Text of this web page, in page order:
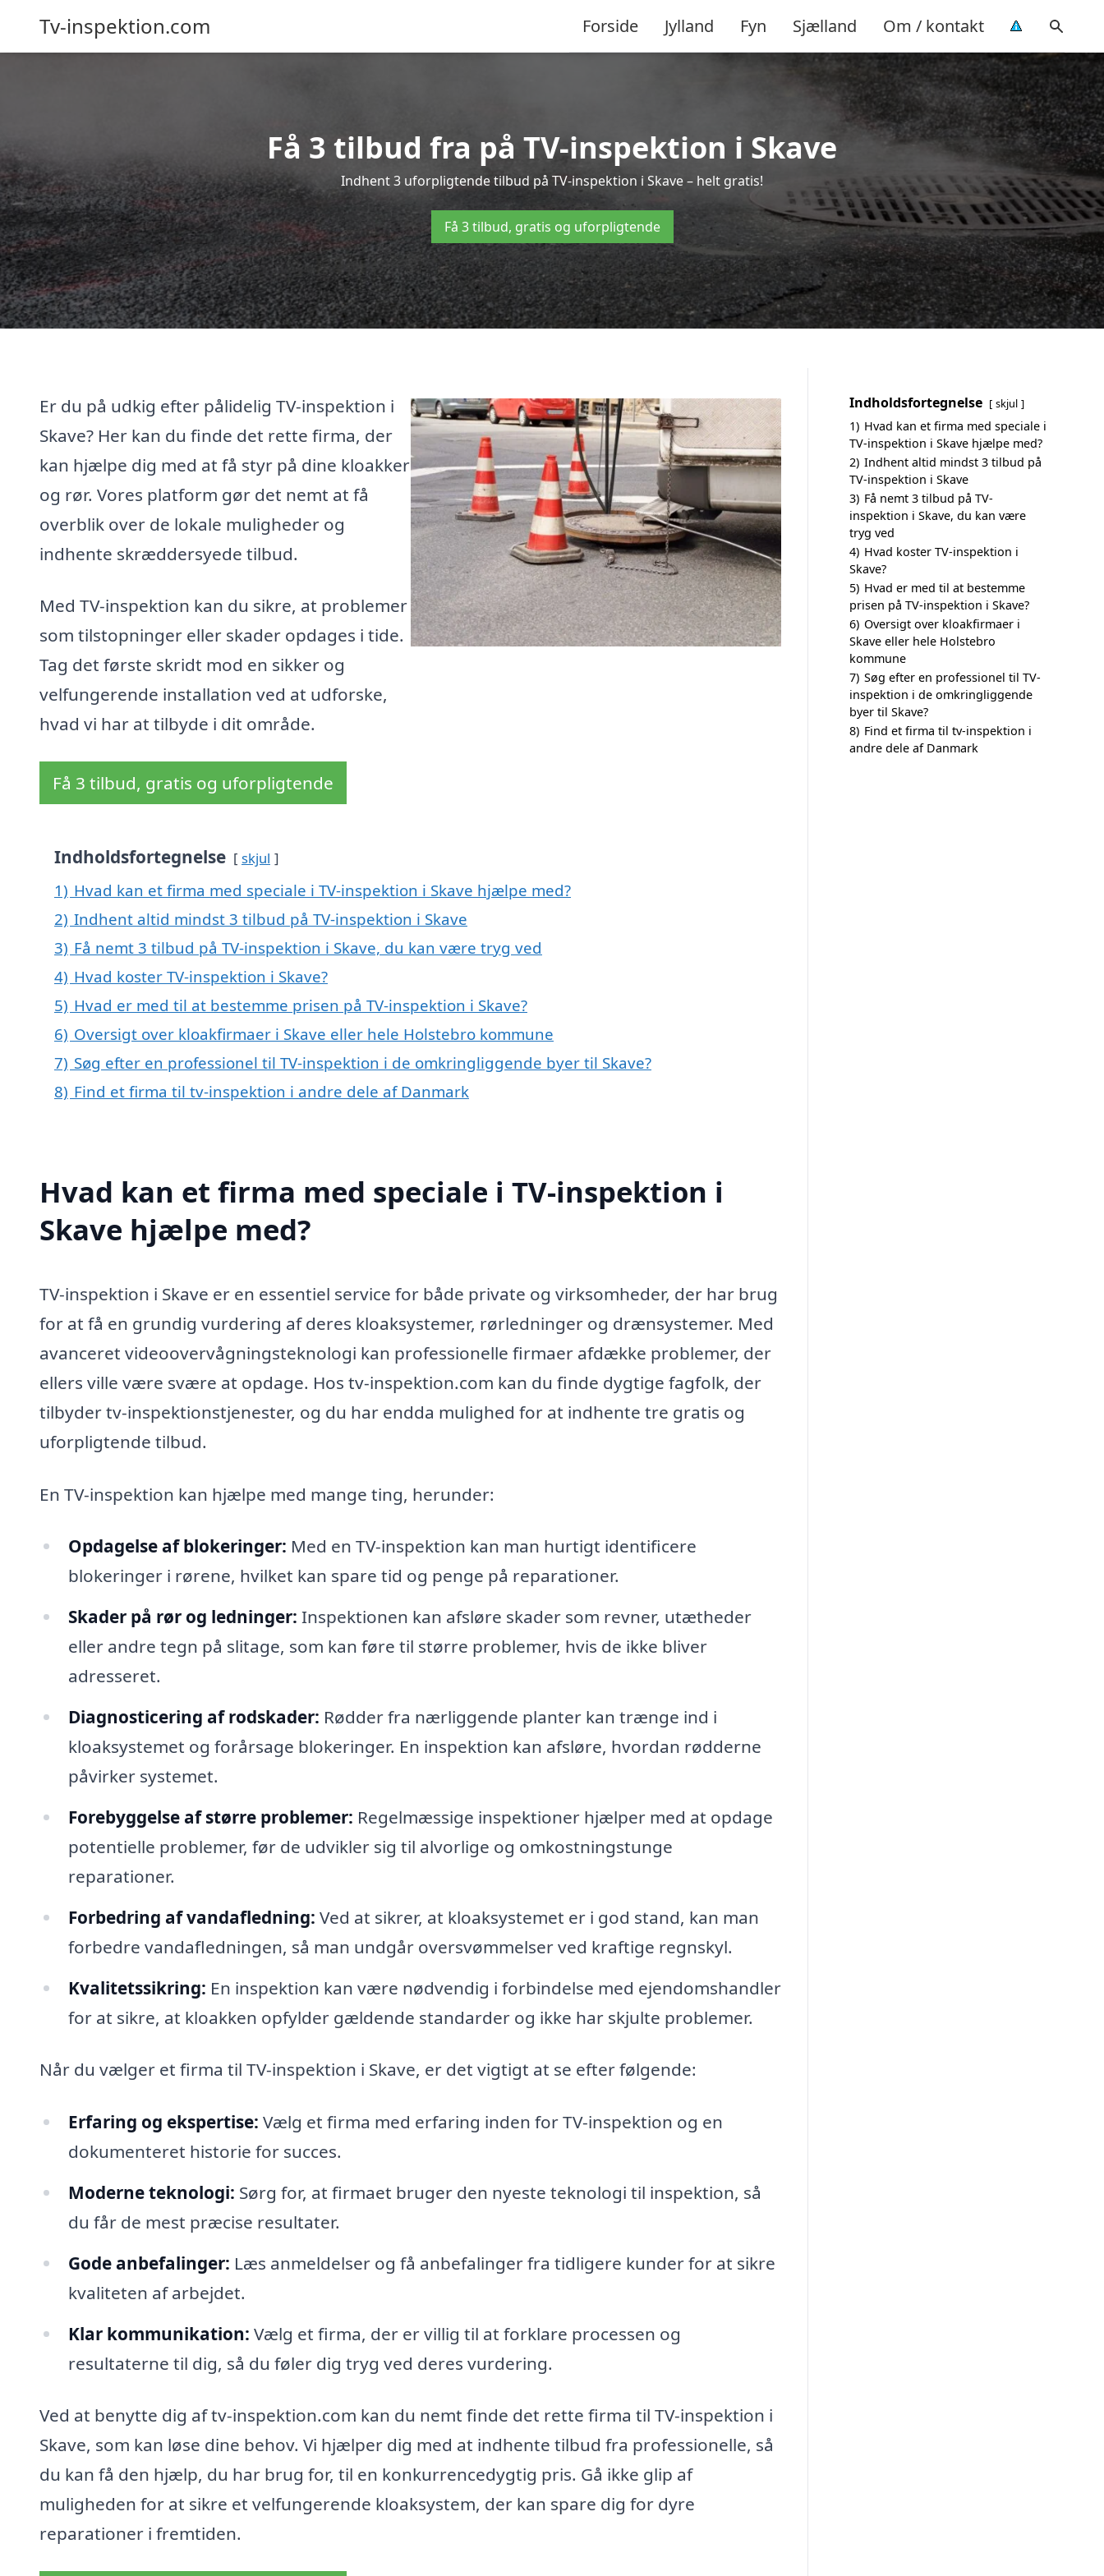
Tv-inspektion.com Forside Jylland Fyn Sjælland Om / kontakt
Få 3 tilbud fra på TV-inspektion i Skave
Indhent 3 uforpligtende tilbud på TV-inspektion i Skave – helt gratis!
Få 3 tilbud, gratis og uforpligtende
Er du på udkig efter pålidelig TV-inspektion i
Skave? Her kan du finde det rette firma, der
kan hjælpe dig med at få styr på dine kloakker
og rør. Vores platform gør det nemt at få
overblik over de lokale muligheder og
indhente skræddersyede tilbud.
Med TV-inspektion kan du sikre, at problemer
som tilstopninger eller skader opdages i tide.
Tag det første skridt mod en sikker og
velfungerende installation ved at udforske,
hvad vi har at tilbyde i dit område.
Få 3 tilbud, gratis og uforpligtende
Indholdsfortegnelse skjul
1) Hvad kan et firma med speciale i TV-inspektion i Skave hjælpe med?
2) Indhent altid mindst 3 tilbud på TV-inspektion i Skave
3) Få nemt 3 tilbud på TV-inspektion i Skave, du kan være tryg ved
4) Hvad koster TV-inspektion i Skave?
5) Hvad er med til at bestemme prisen på TV-inspektion i Skave?
6) Oversigt over kloakfirmaer i Skave eller hele Holstebro kommune
7) Søg efter en professionel til TV-inspektion i de omkringliggende byer til Skave?
8) Find et firma til tv-inspektion i andre dele af Danmark
Hvad kan et firma med speciale i TV-inspektion i
Skave hjælpe med?
TV-inspektion i Skave er en essentiel service for både private og virksomheder, der har brug
for at få en grundig vurdering af deres kloaksystemer, rørledninger og drænsystemer. Med
avanceret videoovervågningsteknologi kan professionelle firmaer afdække problemer, der
ellers ville være svære at opdage. Hos tv-inspektion.com kan du finde dygtige fagfolk, der
tilbyder tv-inspektionstjenester, og du har endda mulighed for at indhente tre gratis og
uforpligtende tilbud.
En TV-inspektion kan hjælpe med mange ting, herunder:
Opdagelse af blokeringer: Med en TV-inspektion kan man hurtigt identificere
blokeringer i rørene, hvilket kan spare tid og penge på reparationer.
Skader på rør og ledninger: Inspektionen kan afsløre skader som revner, utætheder
eller andre tegn på slitage, som kan føre til større problemer, hvis de ikke bliver
adresseret.
Diagnosticering af rodskader: Rødder fra nærliggende planter kan trænge ind i
kloaksystemet og forårsage blokeringer. En inspektion kan afsløre, hvordan rødderne
påvirker systemet.
Forebyggelse af større problemer: Regelmæssige inspektioner hjælper med at opdage
potentielle problemer, før de udvikler sig til alvorlige og omkostningstunge
reparationer.
Forbedring af vandafledning: Ved at sikrer, at kloaksystemet er i god stand, kan man
forbedre vandafledningen, så man undgår oversvømmelser ved kraftige regnskyl.
Kvalitetssikring: En inspektion kan være nødvendig i forbindelse med ejendomshandler
for at sikre, at kloakken opfylder gældende standarder og ikke har skjulte problemer.
Når du vælger et firma til TV-inspektion i Skave, er det vigtigt at se efter følgende:
Erfaring og ekspertise: Vælg et firma med erfaring inden for TV-inspektion og en
dokumenteret historie for succes.
Moderne teknologi: Sørg for, at firmaet bruger den nyeste teknologi til inspektion, så
du får de mest præcise resultater.
Gode anbefalinger: Læs anmeldelser og få anbefalinger fra tidligere kunder for at sikre
kvaliteten af arbejdet.
Klar kommunikation: Vælg et firma, der er villig til at forklare processen og
resultaterne til dig, så du føler dig tryg ved deres vurdering.
Ved at benytte dig af tv-inspektion.com kan du nemt finde det rette firma til TV-inspektion i
Skave, som kan løse dine behov. Vi hjælper dig med at indhente tilbud fra professionelle, så
du kan få den hjælp, du har brug for, til en konkurrencedygtig pris. Gå ikke glip af
muligheden for at sikre et velfungerende kloaksystem, der kan spare dig for dyre
reparationer i fremtiden.
Indholdsfortegnelse skjul
1) Hvad kan et firma med speciale i
TV-inspektion i Skave hjælpe med?
2) Indhent altid mindst 3 tilbud på
TV-inspektion i Skave
3) Få nemt 3 tilbud på TV-
inspektion i Skave, du kan være
tryg ved
4) Hvad koster TV-inspektion i
Skave?
5) Hvad er med til at bestemme
prisen på TV-inspektion i Skave?
6) Oversigt over kloakfirmaer i
Skave eller hele Holstebro
kommune
7) Søg efter en professionel til TV-
inspektion i de omkringliggende
byer til Skave?
8) Find et firma til tv-inspektion i
andre dele af Danmark